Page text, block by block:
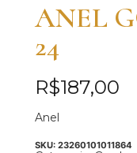
ANEL
24
R$187,00
Anel
SKU: 23260101011864